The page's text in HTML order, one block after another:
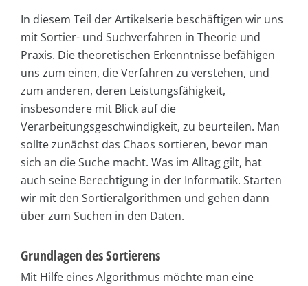
In diesem Teil der Artikelserie beschäftigen wir uns
mit Sortier- und Suchverfahren in Theorie und
Praxis. Die theoretischen Erkenntnisse befähigen
uns zum einen, die Verfahren zu verstehen, und
zum anderen, deren Leistungsfähigkeit,
insbesondere mit Blick auf die
Verarbeitungsgeschwindigkeit, zu beurteilen. Man
sollte zunächst das Chaos sortieren, bevor man
sich an die Suche macht. Was im Alltag gilt, hat
auch seine Berechtigung in der Informatik. Starten
wir mit den Sortieralgorithmen und gehen dann
über zum Suchen in den Daten.
Grundlagen des Sortierens
Mit Hilfe eines Algorithmus möchte man eine